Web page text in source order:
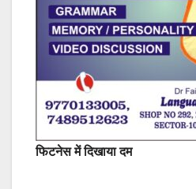
फिटनेस में दिखाया दम